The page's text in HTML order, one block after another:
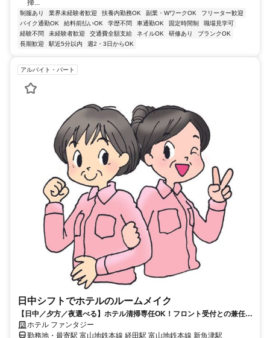
掃...
制服あり 業界未経験者歓迎 扶養内勤務OK 副業・WワークOK
フリーター歓迎
バイク通勤OK
給料前払いOK 学歴不問 車通勤OK 固定時間制
職場見学可
経験不問
未経験者歓迎 交通費全額支給 ネイルOK 研修あり
ブランクOK
長期歓迎
駅近5分以内 週2・3日からOK
アルバイト・パート
日中シフトでホテルのルームメイク
【日中／夕方／夜選べる】ホテル清掃専任OK！フロント受付との兼任も
OKホテル ファンタジー
勤務地・最寄駅 富山地鉄本線 経田駅 富山地鉄本線 新魚津駅